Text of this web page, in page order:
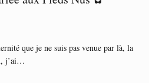
que je ne suis pas venue par là, la
j’ai…